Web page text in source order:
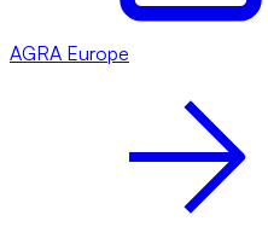
AGRA Europe